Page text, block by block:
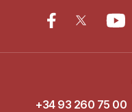
+34 93 260 75 00